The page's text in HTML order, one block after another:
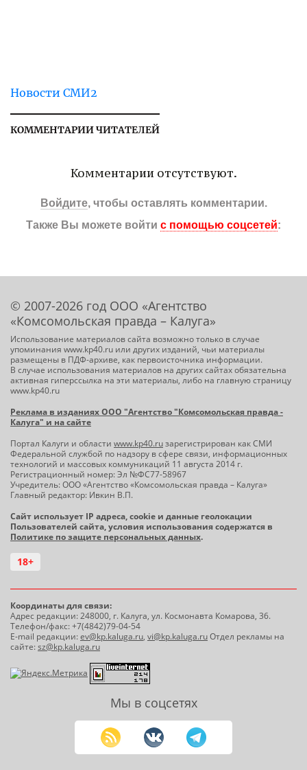
Новости СМИ2
КОММЕНТАРИИ ЧИТАТЕЛЕЙ
Комментарии отсутствуют.
Войдите, чтобы оставлять комментарии.
Также Вы можете войти с помощью соцсетей:
© 2007-2026 год ООО «Агентство
«Комсомольская правда – Калуга»
Использование материалов сайта возможно только в случае
упоминания www.kp40.ru или других изданий, чьи материалы
размещены в ПДФ-архиве, как первоисточника информации.
В случае использования материалов на других сайтах обязательна
активная гиперссылка на эти материалы, либо на главную страницу
www.kp40.ru
Реклама в изданиях ООО "Агентство "Комсомольская правда -
Калуга" и на сайте
Портал Калуги и области www.kp40.ruзарегистрирован как СМИ
Федеральной службой по надзору в сфере связи, информационных
технологий и массовых коммуникаций 11 августа 2014 г.
Регистрационный номер: Эл №ФС77-58967
Учредитель: ООО «Агентство «Комсомольская правда – Калуга»
Главный редактор: Ивкин В.П.
Сайт использует IP адреса, cookie и данные геолокации
Пользователей сайта, условия использования содержатся в
Политике по защите персональных данных.
18+
Координаты для связи:
Адрес редакции: 248000, г. Калуга, ул. Космонавта Комарова, 36.
Телефон/факс: +7(4842)79-04-54
E-mail редакции:ev@kp.kaluga.ru, vi@kp.kaluga.ruОтдел рекламы на
сайте:sz@kp.kaluga.ru
Мы в соцсетях